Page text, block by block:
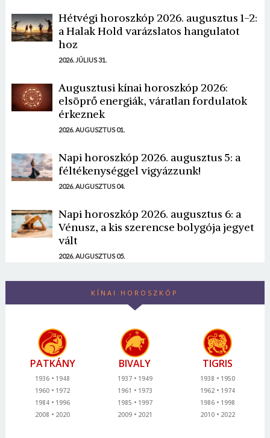
Hétvégi horoszkóp 2026. augusztus 1-2:
a Halak Hold varázslatos hangulatot
hoz
2026. JÚLIUS 31.
Augusztusi kínai horoszkóp 2026:
elsöprő energiák, váratlan fordulatok
érkeznek
2026. AUGUSZTUS 01.
Napi horoszkóp 2026. augusztus 5: a
féltékenységgel vigyázzunk!
2026. AUGUSZTUS 04.
Napi horoszkóp 2026. augusztus 6: a
Vénusz, a kis szerencse bolygója jegyet
vált
2026. AUGUSZTUS 05.
KÍNAI HOROSZKÓP
PATKÁNY
1936
1948
1960
1972
1984
1996
2008
2020
BIVALY
1937
1949
1961
1973
1985
1997
2009
2021
TIGRIS
1938
1950
1962
1974
1986
1998
2010
2022